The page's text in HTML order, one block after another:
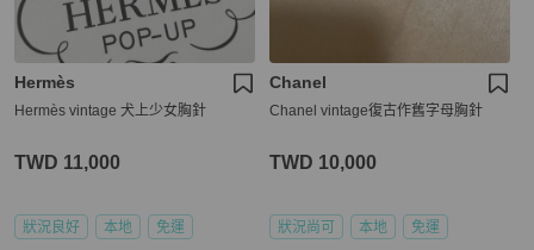
Hermès
Hermès vintage 犬上少女胸針
TWD 11,000
狀況良好 本地 免運
Chanel
Chanel vintage復古作舊字母胸針
TWD 10,000
狀況尚可 本地 免運